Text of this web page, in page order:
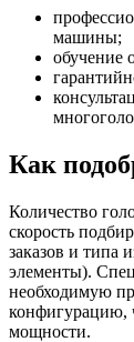
машины;
обучение
Как
Количество
скорость
заказов и типа
элементы).
необходимую
конфигурацию,
мощности.